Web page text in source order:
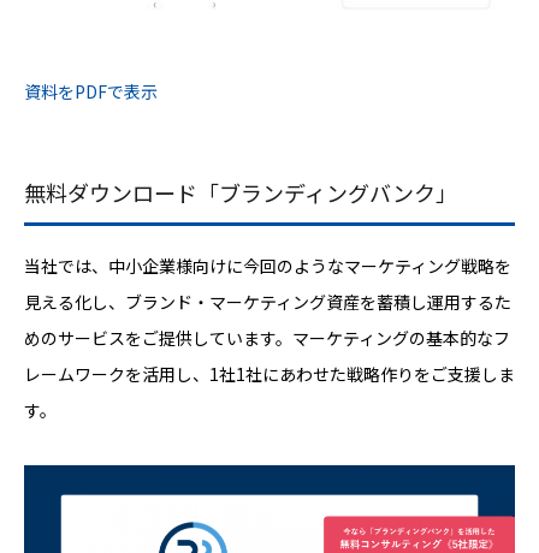
資料をPDFで表示
無料ダウンロード「ブランディングバンク」
当社では、中小企業様向けに今回のようなマーケティング戦略を
見える化し、ブランド・マーケティング資産を蓄積し運用するた
めのサービスをご提供しています。マーケティングの基本的なフ
レームワークを活用し、1社1社にあわせた戦略作りをご支援しま
す。